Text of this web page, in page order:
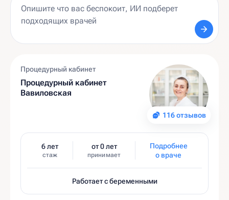
116 отзывов
Процедурный кабинет
Процедурный кабинет
Вавиловская
6 лет
стаж
от 0 лет
принимает
Подробнее
о враче
Работает с беременными